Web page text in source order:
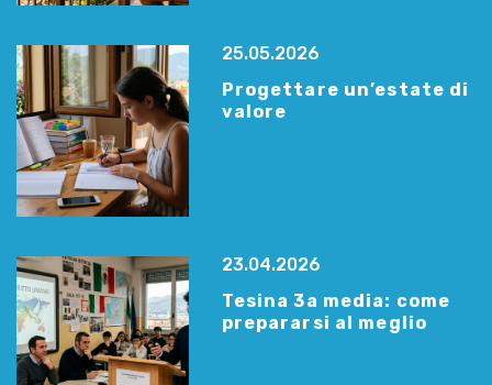
25.05.2026
Progettare un’estate di
valore
23.04.2026
Tesina 3a media: come
prepararsi al meglio